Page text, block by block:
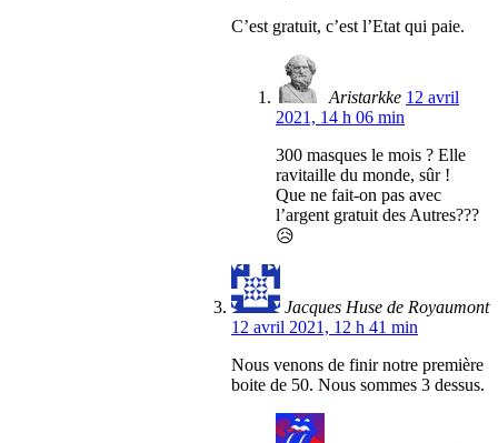
C’est gratuit, c’est l’Etat qui paie.
Aristarkke 12 avril
2021, 14 h 06 min
300 masques le mois ? Elle
ravitaille du monde, sûr !
Que ne fait-on pas avec
l’argent gratuit des Autres???
😥
Jacques Huse de Royaumont
12 avril 2021, 12 h 41 min
Nous venons de finir notre première
boite de 50. Nous sommes 3 dessus.